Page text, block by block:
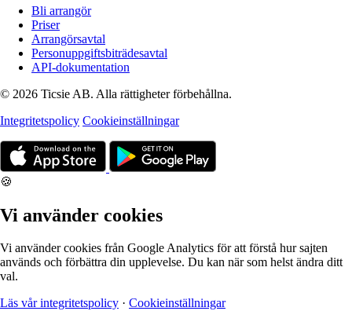
Bli arrangör
Priser
Arrangörsavtal
Personuppgiftsbiträdesavtal
API-dokumentation
© 2026 Ticsie AB. Alla rättigheter förbehållna.
Integritetspolicy Cookieinställningar
🍪
Vi använder cookies
Vi använder cookies från Google Analytics för att förstå hur sajten
används och förbättra din upplevelse. Du kan när som helst ändra ditt
val.
Läs vår integritetspolicy · Cookieinställningar